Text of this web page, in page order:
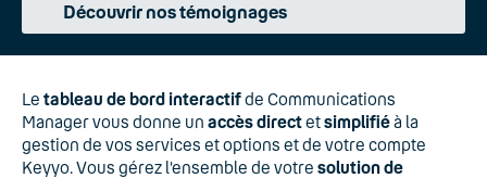
Découvrir nos témoignages
Le tableau de bord interactifde Communications
Manager vous donne un accès directetsimplifiéà la
gestion de vos services et options et de votre compte
Keyyo. Vous gérez l’ensemble de votre solution de